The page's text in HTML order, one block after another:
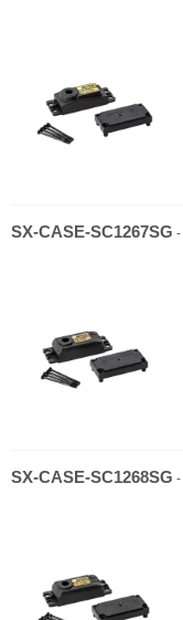
SX-CASE-SC1267SG -
SX-CASE-SC1268SG -